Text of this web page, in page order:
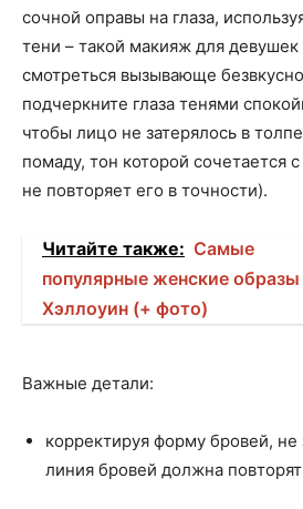
сочной оправы на глаза,
тени – такой макияж для девушек
смотреться вызывающе
подчеркните глаза тенями
чтобы лицо не затерялось в
помаду, тон которой сочетается
не повторяет его в точности).
Читайте также: Самые
популярные женские образы
Хэллоуин (+ фото)
Важные детали:
корректируя форму бровей, не
линия бровей должна